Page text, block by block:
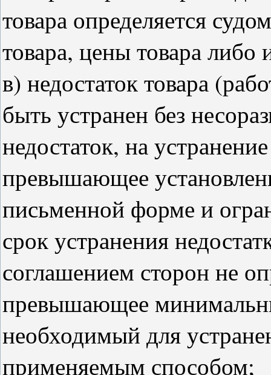
товара определяется
товара, цены товара либо
в) недостаток товара
быть устранен без
недостаток, на
превышающее
письменной форме и
срок устранения
соглашением сторон не
превышающее
необходимый для
применяемым способом;